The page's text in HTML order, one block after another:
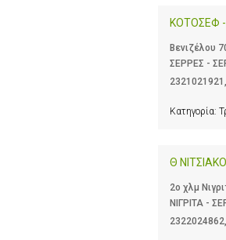
ΚΟΤΟΣΕΦ
Βενιζέλου
ΣΕΡΡΕΣ -
2321021921
Κατηγορία:
Θ
2ο χλμ
ΝΙΓΡΙΤΑ -
2322024862,